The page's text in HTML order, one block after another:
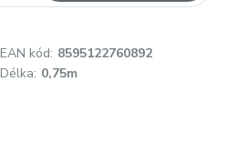
EAN kód: 8595122760892
Délka: 0,75m